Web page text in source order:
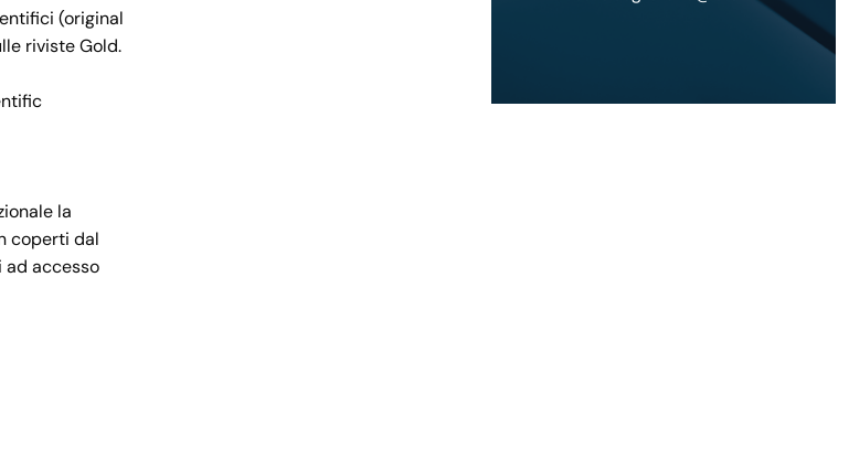
(original
riviste Gold.
la
coperti dal
accesso